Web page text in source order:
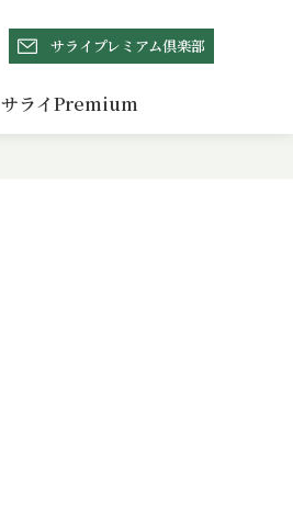
サライプレミアム倶楽部
サライPremium